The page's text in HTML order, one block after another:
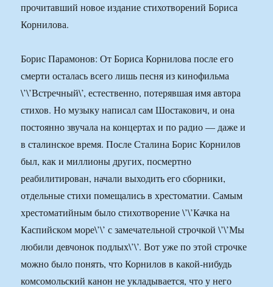
прочитавший новое издание стихотворений Бориса
Корнилова.
Борис Парамонов: От Бориса Корнилова после его
смерти осталась всего лишь песня из кинофильма
\’\’Встречный\’, естественно, потерявшая имя автора
стихов. Но музыку написал сам Шостакович, и она
постоянно звучала на концертах и по радио — даже и
в сталинское время. После Сталина Борис Корнилов
был, как и миллионы других, посмертно
реабилитирован, начали выходить его сборники,
отдельные стихи помещались в хрестоматии. Самым
хрестоматийным было стихотворение \’\’Качка на
Каспийском море\’\’ с замечательной строчкой \’\’Мы
любили девчонок подлых\’\’. Вот уже по этой строчке
можно было понять, что Корнилов в какой-нибудь
комсомольский канон не укладывается, что у него